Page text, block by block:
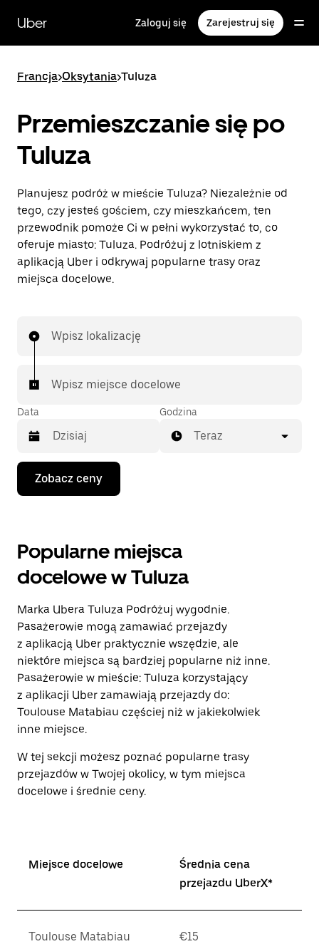
głównej
zawartości
Uber Zaloguj się Zarejestruj się
Francja>Oksytania>Tuluza
Przemieszczanie się po
Tuluza
Planujesz podróż w mieście Tuluza? Niezależnie od
tego, czy jesteś gościem, czy mieszkańcem, ten
przewodnik pomoże Ci w pełni wykorzystać to, co
oferuje miasto: Tuluza. Podróżuj z lotniskiem z
aplikacją Uber i odkrywaj popularne trasy oraz
miejsca docelowe.
Wpisz lokalizację
Wpisz miejsce docelowe
Data
Naciśnij
klawisz
strzałki
do
kalendarza
i wybrać
datę.
klawisz
„Escape”,
zamknąć
kalendarz.
Godzina
Teraz
Zobacz ceny
Popularne miejsca
docelowe w Tuluza
Marka Ubera Tuluza Podróżuj wygodnie.
Pasażerowie mogą zamawiać przejazdy
z aplikacją Uber praktycznie wszędzie, ale
niektóre miejsca są bardziej popularne niż inne.
Pasażerowie w mieście: Tuluza korzystający
z aplikacji Uber zamawiają przejazdy do:
Toulouse Matabiau częściej niż w jakiekolwiek
inne miejsce.
W tej sekcji możesz poznać popularne trasy
przejazdów w Twojej okolicy, w tym miejsca
docelowe i średnie ceny.
Miejsce docelowe
Średnia cena
przejazdu UberX*
Toulouse Matabiau €15